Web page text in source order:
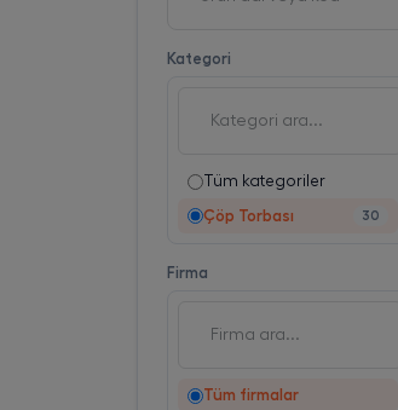
Kategori
Tüm kategoriler
Çöp Torbası 30
Firma
Tüm firmalar